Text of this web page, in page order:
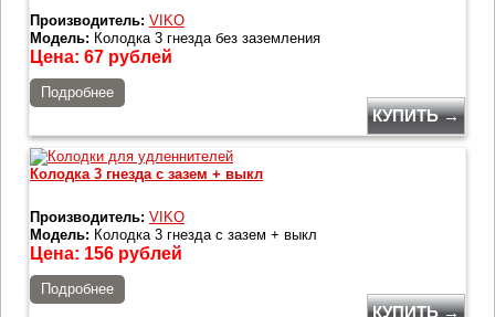
Производитель: VIKO
Модель: Колодка 3 гнезда без заземления
Цена: 67 рублей
Подробнее
КУПИТЬ →
Колодка 3 гнезда с зазем + выкл
Производитель: VIKO
Модель: Колодка 3 гнезда с зазем + выкл
Цена: 156 рублей
Подробнее
КУПИТЬ →